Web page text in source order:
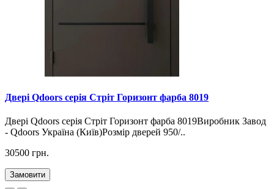
Двері Qdoors серія Стріт Горизонт фарба 8019
Двері Qdoors серія Стріт Горизонт фарба 8019Виробник Завод
- Qdoors Україна (Київ)Розмір дверей 950/..
30500 грн.
Замовити